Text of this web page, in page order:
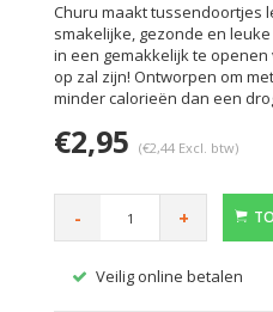
Churu maakt tussendoortjes
smakelijke, gezonde en
in een gemakkelijk te
op zal zijn! Ontworpen om
minder calorieën dan een
€2,95 (€2,44 Excl. btw)
- +
Veilig online betalen